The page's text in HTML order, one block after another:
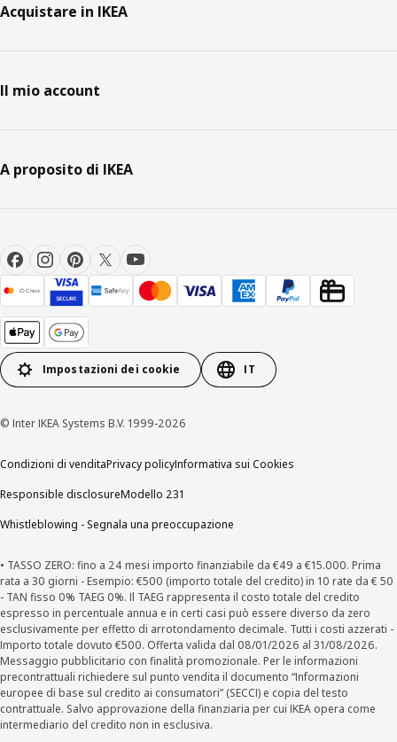
Acquistare in IKEA
Il mio account
A proposito di IKEA
Impostazioni dei cookie IT
© Inter IKEA Systems B.V. 1999-2026
Condizioni di venditaPrivacy policyInformativa sui Cookies
Responsible disclosureModello 231
Whistleblowing - Segnala una preoccupazione
• TASSO ZERO: fino a 24 mesi importo finanziabile da €49 a €15.000. Prima
rata a 30 giorni - Esempio: €500 (importo totale del credito) in 10 rate da € 50
- TAN fisso 0% TAEG 0%. Il TAEG rappresenta il costo totale del credito
espresso in percentuale annua e in certi casi può essere diverso da zero
esclusivamente per effetto di arrotondamento decimale. Tutti i costi azzerati -
Importo totale dovuto €500. Offerta valida dal 08/01/2026 al 31/08/2026.
Messaggio pubblicitario con finalità promozionale. Per le informazioni
precontrattuali richiedere sul punto vendita il documento “Informazioni
europee di base sul credito ai consumatori” (SECCI) e copia del testo
contrattuale. Salvo approvazione della finanziaria per cui IKEA opera come
intermediario del credito non in esclusiva.